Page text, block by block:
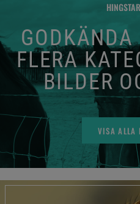
FLERA
BILDER
VISA ALLA